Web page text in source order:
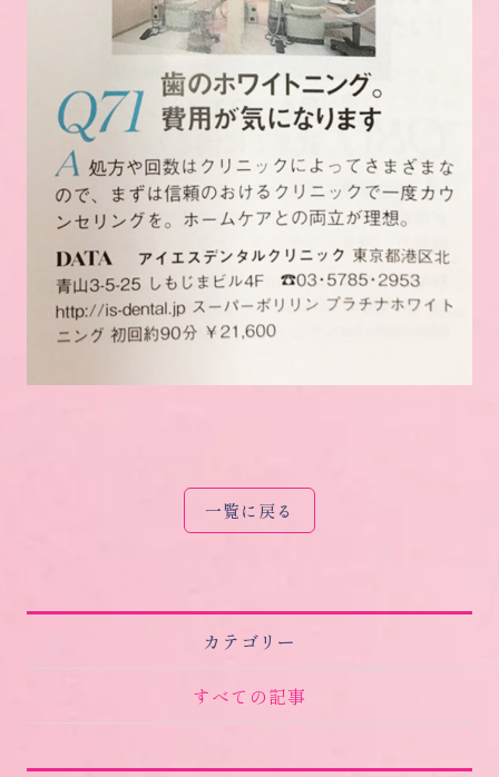
カテゴリー
すべての記事
一覧に戻る